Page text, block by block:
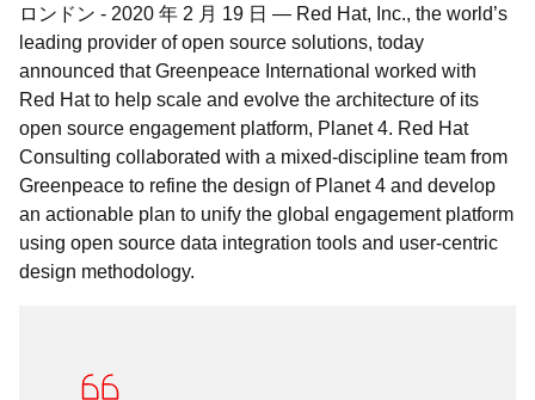
ロンドン - 2020 年 2 月 19 日 — Red Hat, Inc., the world’s
leading provider of open source solutions, today
announced that Greenpeace International worked with
Red Hat to help scale and evolve the architecture of its
open source engagement platform, Planet 4. Red Hat
Consulting collaborated with a mixed-discipline team from
Greenpeace to refine the design of Planet 4 and develop
an actionable plan to unify the global engagement platform
using open source data integration tools and user-centric
design methodology.